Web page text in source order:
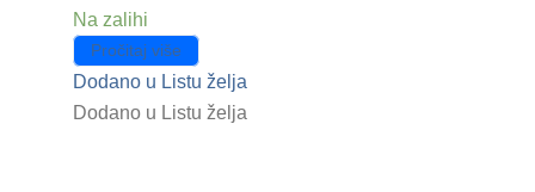
Na zalihi
Pročitaj više
Dodano u Listu želja
Dodano u Listu želja